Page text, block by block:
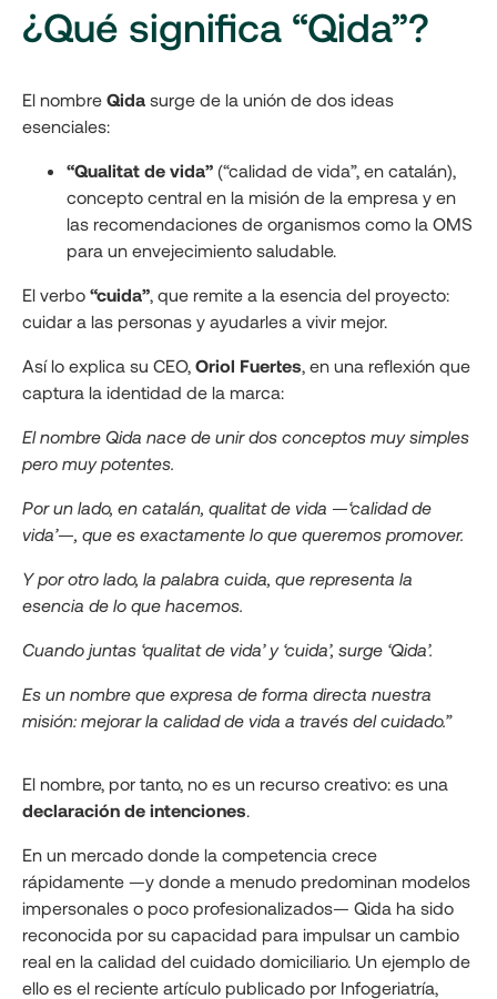
¿Qué significa “Qida”?
El nombre Qida surge de la unión de dos ideas
esenciales:
“Qualitat de vida” (“calidad de vida”, en catalán),
concepto central en la misión de la empresa y en
las recomendaciones de organismos como la OMS
para un envejecimiento saludable.
El verbo “cuida” , que remite a la esencia del proyecto:
cuidar a las personas y ayudarles a vivir mejor.
Así lo explica su CEO, Oriol Fuertes , en una reflexión que
captura la identidad de la marca:
El nombre Qida nace de unir dos conceptos muy simples
pero muy potentes.
Por un lado, en catalán, qualitat de vida —‘calidad de
vida’—, que es exactamente lo que queremos promover.
Y por otro lado, la palabra cuida, que representa la
esencia de lo que hacemos.
Cuando juntas ‘qualitat de vida’ y ‘cuida’, surge ‘Qida’.
Es un nombre que expresa de forma directa nuestra
misión: mejorar la calidad de vida a través del cuidado.”
El nombre, por tanto, no es un recurso creativo: es una
declaración de intenciones
En un mercado donde la competencia crece
rápidamente —y donde a menudo predominan modelos
impersonales o poco profesionalizados— Qida ha sido
reconocida por su capacidad para impulsar un cambio
real en la calidad del cuidado domiciliario. Un ejemplo de
ello es el reciente artículo publicado por Infogeriatría,